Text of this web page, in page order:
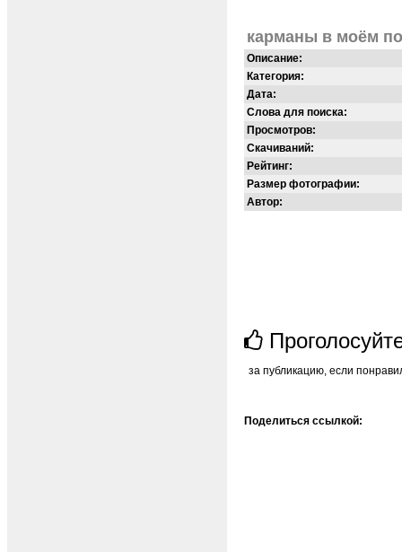
карманы в моём
Описание:
Категория:
Дата:
Слова для поиска:
Просмотров:
Скачиваний:
Рейтинг:
Размер фотографии:
Автор:
за публикацию, если
Поделиться ссылкой: